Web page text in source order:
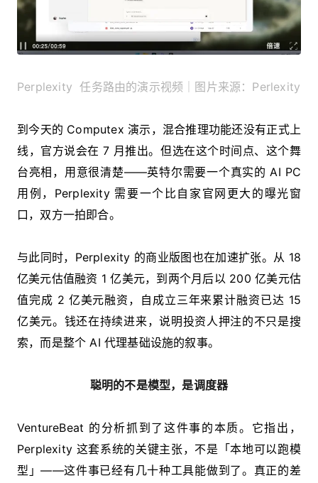
Perplexity 任务路由的演示视频｜图片来源：Perlexity
到今天的 Computex 演示，混合推理功能还没有正式上
线，官方说会在 7 月推出。但选在这个时间点、这个舞
台亮相，用意很清楚——英特尔需要一个真实的 AI PC
用例，Perplexity 需要一个比自家官网更大的曝光窗
口，双方一拍即合。
与此同时，Perplexity 的商业版图也在加速扩张。从 18
亿美元估值融资 1 亿美元，到两个月后以 200 亿美元估
值完成 2 亿美元融资，自成立三年来累计融资已达 15
亿美元。钱还在持续进来，说明投资人押注的不只是搜
索，而是整个 AI 代理基础设施的叙事。
聪明的不是模型，是调度器
VentureBeat 的分析抓到了这件事的本质。它指出，
Perplexity 这套系统的关键主张，不是「本地可以跑模
型」——这件事已经有几十种工具能做到了。真正的差